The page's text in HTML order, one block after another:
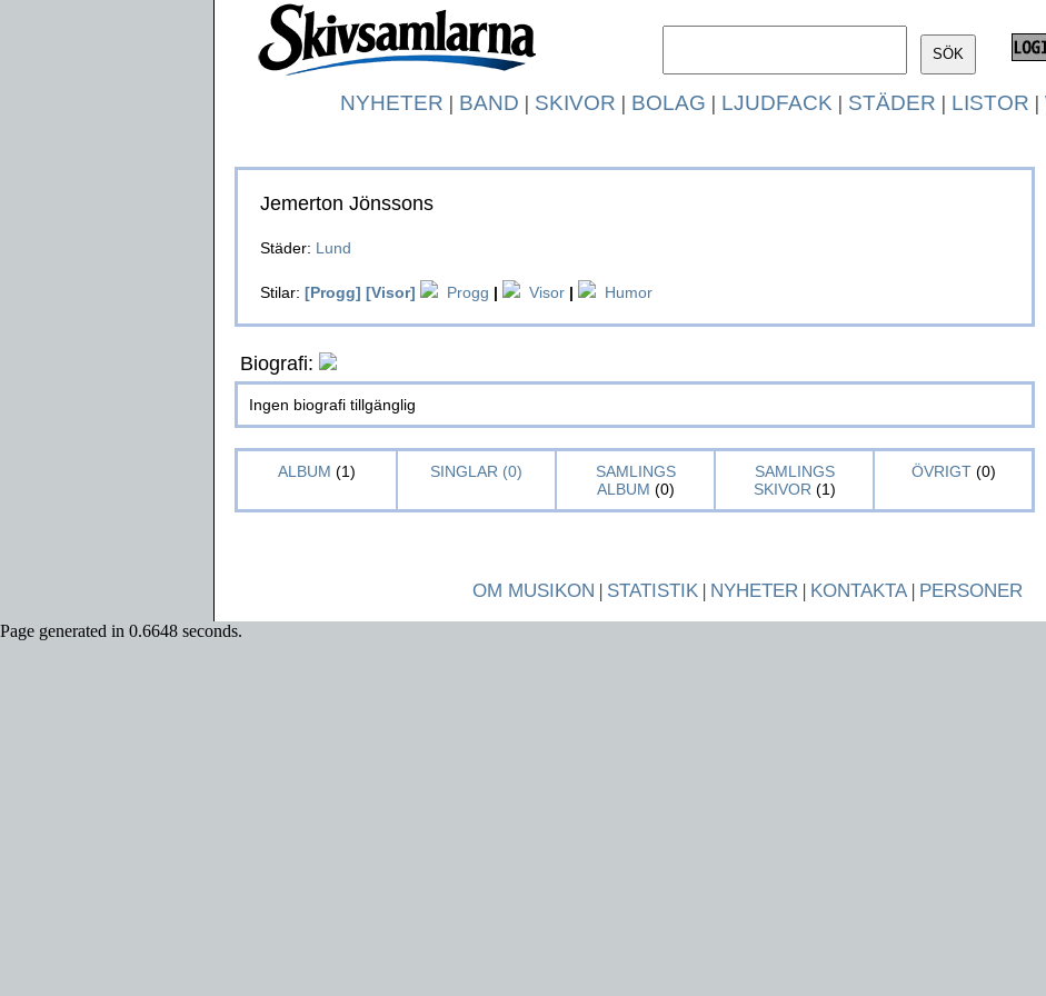
NYHETER | BAND | SKIVOR | BOLAG | LJUDFACK | STÄDER | LISTOR |
Jemerton Jönssons
Städer: Lund
Stilar: [Progg] [Visor] Progg | Visor | Humor
Biografi:
Ingen biografi tillgänglig
ALBUM (1) SINGLAR (0)
SAMLINGS
ALBUM (0)
SAMLINGS
SKIVOR (1)
ÖVRIGT(0)
OM MUSIKON | STATISTIK| NYHETER| KONTAKTA| PERSONER
Page generated in 0.6648 seconds.